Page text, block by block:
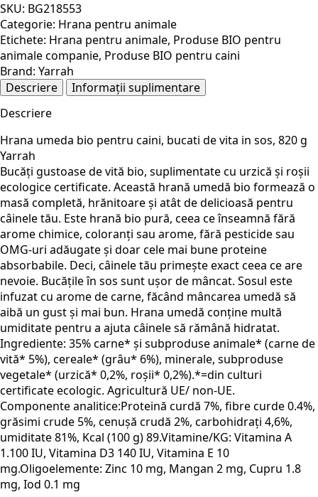
bio
pentru
caini,
bucati
de
vita
in
sos,
820g
Yarrah
SKU: BG218553
Categorie: Hrana pentru animale
Etichete: Hrana pentru animale, Produse BIO pentru
animale companie, Produse BIO pentru caini
Brand: Yarrah
Descriere
Informații suplimentare
Descriere
Hrana umeda bio pentru caini, bucati de vita in sos, 820 g
Yarrah
Bucăți gustoase de vită bio, suplimentate cu urzică și roșii
ecologice certificate. Această hrană umedă bio formează o
masă completă, hrănitoare și atât de delicioasă pentru
câinele tău. Este hrană bio pură, ceea ce înseamnă fără
arome chimice, coloranți sau arome, fără pesticide sau
OMG-uri adăugate și doar cele mai bune proteine
absorbabile. Deci, câinele tău primește exact ceea ce are
nevoie. Bucățile în sos sunt ușor de mâncat. Sosul este
infuzat cu arome de carne, făcând mâncarea umedă să
aibă un gust și mai bun. Hrana umedă conține multă
umiditate pentru a ajuta câinele să rămână hidratat.
Ingrediente: 35% carne* și subproduse animale* (carne de
vită* 5%), cereale* (grâu* 6%), minerale, subproduse
vegetale* (urzică* 0,2%, roșii* 0,2%).*=din culturi
certificate ecologic. Agricultură UE/ non-UE.
Componente analitice:Proteină curdă 7%, fibre curde 0.4%,
grăsimi crude 5%, cenușă crudă 2%, carbohidrați 4,6%,
umiditate 81%, Kcal (100 g) 89.Vitamine/KG: Vitamina A
1.100 IU, Vitamina D3 140 IU, Vitamina E 10
mg.Oligoelemente: Zinc 10 mg, Mangan 2 mg, Cupru 1.8
mg, Iod 0.1 mg